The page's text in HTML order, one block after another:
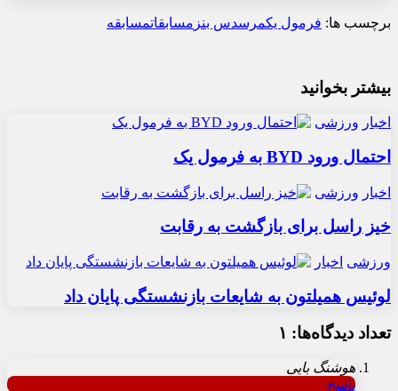
برچسب ها: فرمول یکمرسدس بنز مسابقاتمسابقه
بیشتر بخوانید
اخبار ورزشی
احتمال ورود BYD به فرمول یک
اخبار ورزشی
خیز راسل برای بازگشت به رقابت
ورزشی اخبار
لوئیس همیلتون به شایعات بازنشستگی پایان داد
تعداد دیدگاه‌ها: ۱
هوشنگ بایی
پاسخ